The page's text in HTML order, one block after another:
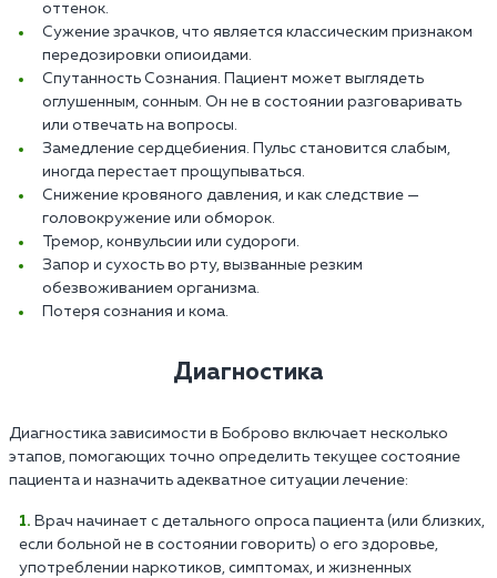
оттенок.
Сужение зрачков, что является классическим признаком
передозировки опиоидами.
Спутанность Сознания. Пациент может выглядеть
оглушенным, сонным. Он не в состоянии разговаривать
или отвечать на вопросы.
Замедление сердцебиения. Пульс становится слабым,
иногда перестает прощупываться.
Снижение кровяного давления, и как следствие —
головокружение или обморок.
Тремор, конвульсии или судороги.
Запор и сухость во рту, вызванные резким
обезвоживанием организма.
Потеря сознания и кома.
Диагностика
Диагностика зависимости в Боброво включает несколько
этапов, помогающих точно определить текущее состояние
пациента и назначить адекватное ситуации лечение:
Врач начинает с детального опроса пациента (или близких,
если больной не в состоянии говорить) о его здоровье,
употреблении наркотиков, симптомах, и жизненных